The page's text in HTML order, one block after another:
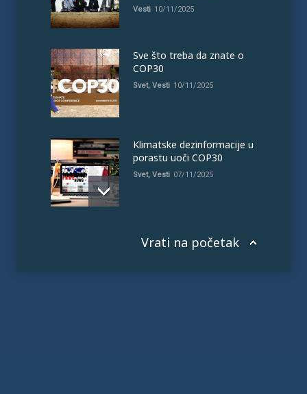
Vesti 10/11/2025
Sve što treba da znate o
COP30
Svet, Vesti 10/11/2025
Klimatske dezinformacije u
porastu uoči COP30
Svet, Vesti 07/11/2025
Vrati na početak